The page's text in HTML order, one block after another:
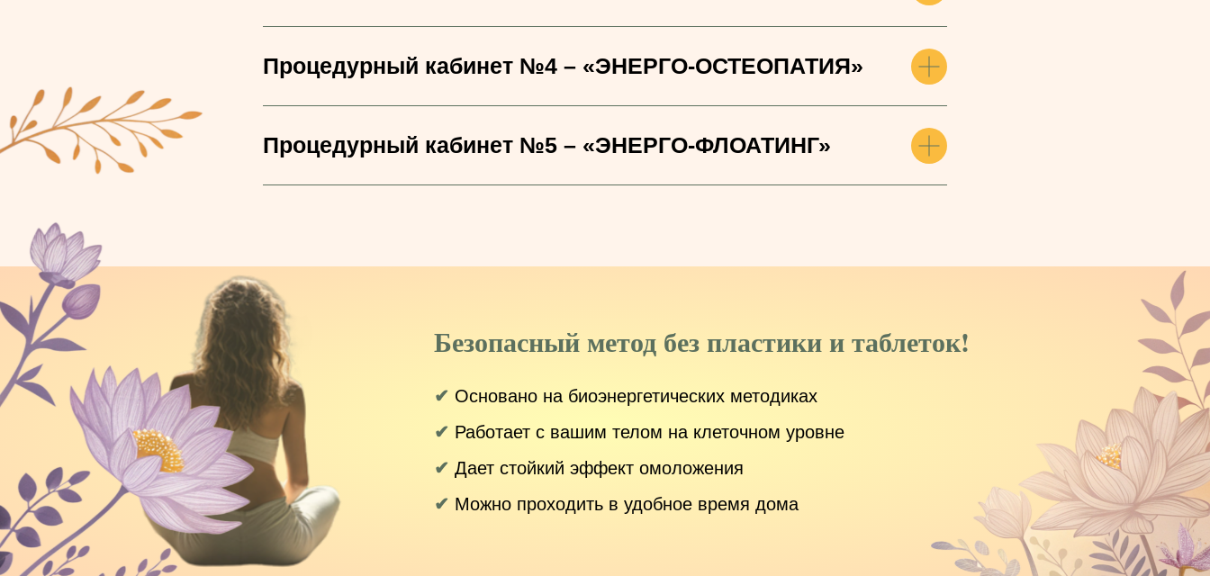
Процедурный кабинет №4 – «ЭНЕРГО-ОСТЕОПАТИЯ»
Процедурный кабинет №5 – «ЭНЕРГО-ФЛОАТИНГ»
Безопасный метод без пластики и таблеток!
✔ Основано на биоэнергетических методиках
✔ Работает с вашим телом на клеточном уровне
✔ Дает стойкий эффект омоложения
✔ Можно проходить в удобное время дома